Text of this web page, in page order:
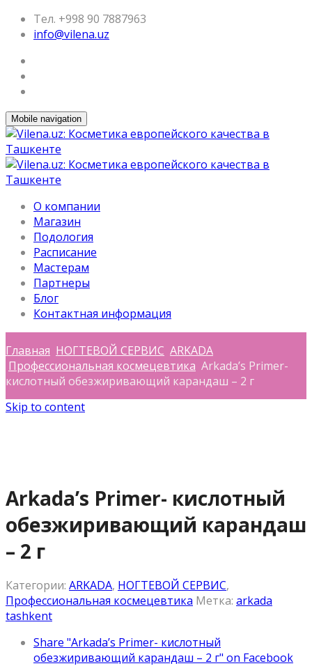
Тел. +998 90 7887963
info@vilena.uz
Mobile navigation
О компании
Магазин
Подология
Расписание
Мастерам
Партнеры
Блог
Контактная информация
Главная НОГТЕВОЙ СЕРВИС ARKADA
Профессиональная космецевтика Arkada’s Primer-
кислотный обезжиривающий карандаш – 2 г
Skip to content
Arkada’s Primer- кислотный
обезжиривающий карандаш
– 2 г
Категории: ARKADA, НОГТЕВОЙ СЕРВИС,
Профессиональная космецевтика Метка: arkada
tashkent
Share "Arkada’s Primer- кислотный
обезжиривающий карандаш – 2 г" on Facebook